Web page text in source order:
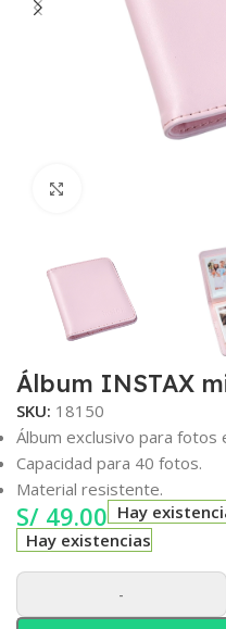
Álbum INSTAX
SKU: 18150
Álbum exclusivo para fotos
Capacidad para 40 fotos.
Material resistente.
S/ 49.00 Hay
Hay existencias
-